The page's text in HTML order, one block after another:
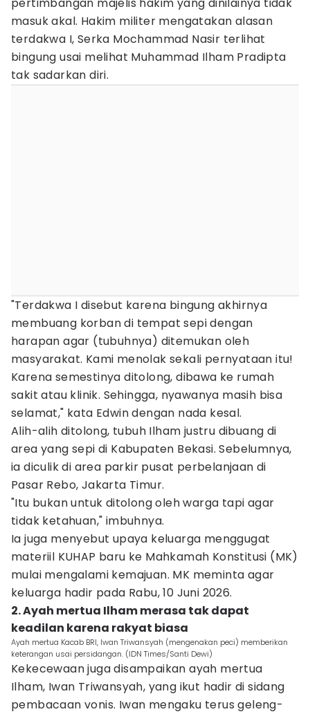
masuk akal. Hakim militer mengatakan alasan
terdakwa I, Serka Mochammad Nasir terlihat
bingung usai melihat Muhammad Ilham Pradipta
tak sadarkan diri.
"Terdakwa I disebut karena bingung akhirnya
membuang korban di tempat sepi dengan
harapan agar (tubuhnya) ditemukan oleh
masyarakat. Kami menolak sekali pernyataan itu!
Karena semestinya ditolong, dibawa ke rumah
sakit atau klinik. Sehingga, nyawanya masih bisa
selamat," kata Edwin dengan nada kesal.
Alih-alih ditolong, tubuh Ilham justru dibuang di
area yang sepi di Kabupaten Bekasi. Sebelumnya,
ia diculik di area parkir pusat perbelanjaan di
Pasar Rebo, Jakarta Timur.
"Itu bukan untuk ditolong oleh warga tapi agar
tidak ketahuan," imbuhnya.
Ia juga menyebut upaya keluarga menggugat
materiil KUHAP baru ke Mahkamah Konstitusi (MK)
mulai mengalami kemajuan. MK meminta agar
keluarga hadir pada Rabu, 10 Juni 2026.
2. Ayah mertua Ilham merasa tak dapat
keadilan karena rakyat biasa
Ayah mertua Kacab BRI, Iwan Triwansyah (mengenakan peci) memberikan
keterangan usai persidangan. (IDN Times/Santi Dewi)
Kekecewaan juga disampaikan ayah mertua
Ilham, Iwan Triwansyah, yang ikut hadir di sidang
pembacaan vonis. Iwan mengaku terus geleng-